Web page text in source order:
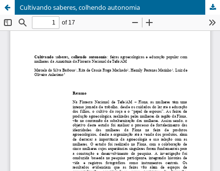
Cultivando saberes, colhendo autonomia